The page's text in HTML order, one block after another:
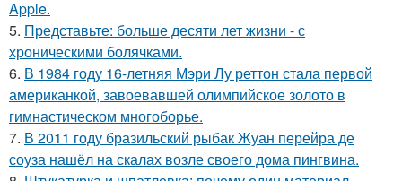
Apple.
5. Представьте: больше десяти лет жизни - с
хроническими болячками.
6. В 1984 году 16-летняя Мэри Лу реттон стала первой
американкой, завоевавшей олимпийское золото в
гимнастическом многоборье.
7. В 2011 году бразильский рыбак Жуан перейра де
соуза нашёл на скалах возле своего дома пингвина.